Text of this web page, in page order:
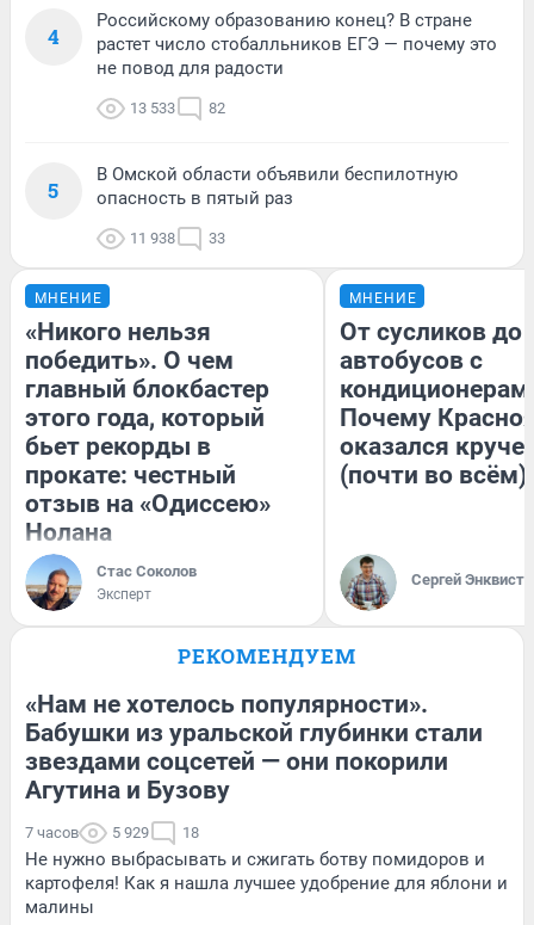
4
Российскому образованию конец? В стране
растет число стобалльников ЕГЭ — почему это
не повод для радости
13 533 82
5
В Омской области объявили беспилотную
опасность в пятый раз
11 938 33
МНЕНИЕ
«Никого нельзя
победить». О чем
главный блокбастер
этого года, который
бьет рекорды в
прокате: честный
отзыв на «Одиссею»
Нолана
Стас Соколов
Эксперт
МНЕНИЕ
От сусликов до
автобусов с
Почему
оказался
(почти во всём)
Сергей Энквист
РЕКОМЕНДУЕМ
«Нам не хотелось популярности».
Бабушки из уральской глубинки стали
звездами соцсетей — они покорили
Агутина и Бузову
7 часов 5 929 18
Не нужно выбрасывать и сжигать ботву помидоров и
картофеля! Как я нашла лучшее удобрение для яблони и
малины